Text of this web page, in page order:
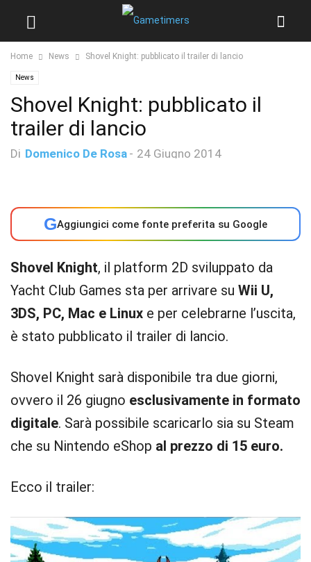
Home News Shovel Knight: pubblicato il trailer di lancio
News
Shovel Knight: pubblicato il
trailer di lancio
Di Domenico De Rosa - 24 Giugno 2014
GAggiungici come fonte preferita su Google
Shovel Knight, il platform 2D sviluppato da
Yacht Club Games sta per arrivare su Wii U,
3DS, PC, Mac e Linux e per celebrarne l’uscita,
è stato pubblicato il trailer di lancio.
Shovel Knight sarà disponibile tra due giorni,
ovvero il 26 giugno esclusivamente in formato
digitale. Sarà possibile scaricarlo sia su Steam
che su Nintendo eShop al prezzo di 15 euro.
Ecco il trailer: